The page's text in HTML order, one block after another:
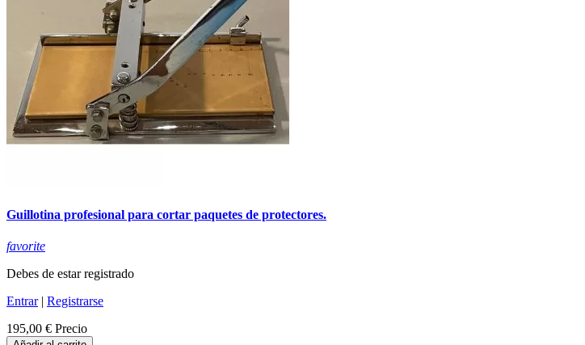
Guillotina profesional para cortar paquetes de protectores.
favorite
Debes de estar registrado
Entrar| Registrarse
195,00 € Precio